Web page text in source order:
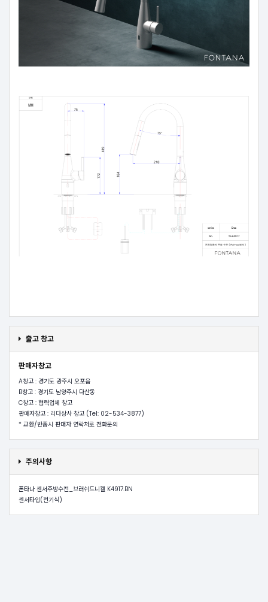
출고 창고
판매자창고
A창고 : 경기도 광주시 오포읍
B창고 : 경기도 남양주시 다산동
C창고 : 협력업체 창고
판매자창고 : 리다상사 창고 (Tel: 02-534-3877)
* 교환/반품시 판매자 연락처로 전화문의
주의사항
폰타나 센서주방수전_브러쉬드니켈 K4917.BN
센서타입(전기식)